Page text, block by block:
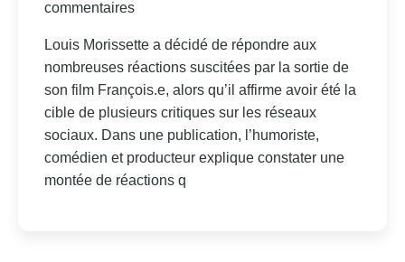
commentaires
Louis Morissette a décidé de répondre aux
nombreuses réactions suscitées par la sortie de
son film François.e, alors qu’il affirme avoir été la
cible de plusieurs critiques sur les réseaux
sociaux. Dans une publication, l’humoriste,
comédien et producteur explique constater une
montée de réactions q